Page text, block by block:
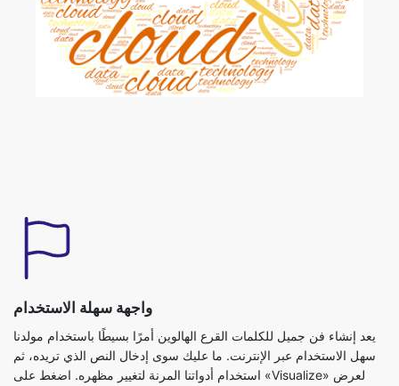
واجهة سهلة الاستخدام
يعد إنشاء فن جميل للكلمات القرع الهالوين أمرًا بسيطًا باستخدام مولدنا
سهل الاستخدام عبر الإنترنت. ما عليك سوى إدخال النص الذي تريده، ثم
استخدام أدواتنا المرنة لتغيير مظهره. اضغط على «Visualize» لعرض